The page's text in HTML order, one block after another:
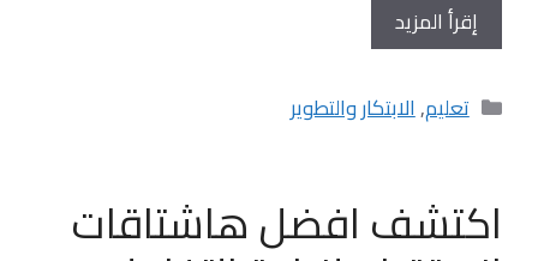
إقرأ المزيد
التصنيفات
تعليم,الابتكار والتطوير
اكتشف افضل هاشتاقات